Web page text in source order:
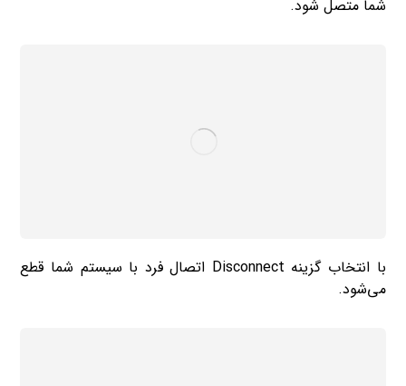
شما متصل شود.
با انتخاب گزینه Disconnect اتصال فرد با سیستم شما قطع
می‌شود.